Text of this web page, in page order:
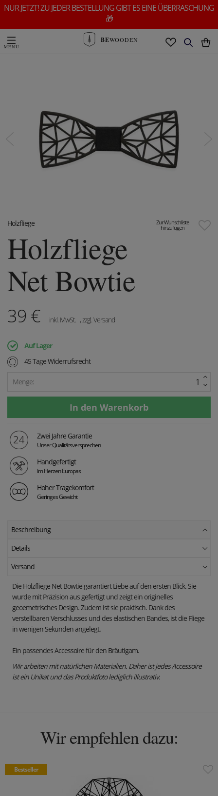
NUR JETZT! ZU JEDER BESTELLUNG GIBT ES EINE ÜBERRASCHUNG
🎁
BEWOODEN
Zur Wunschliste
hinzufügen
Holzfliege
Holzfliege
Net Bowtie
39 € inkl. MwSt. , zzgl. Versand
Auf Lager
45 Tage Widerrufsrecht
Menge:
Zwei Jahre Garantie
Unser Qualitätsversprechen
Handgefertigt
Im Herzen Europas
Hoher Tragekomfort
Geringes Gewicht
Beschreibung
Details
Versand
Die Holzfliege Net Bowtiegarantiert Liebe auf den ersten Blick. Sie
wurde mit Präzision aus gefertigt und zeigt ein originelles
geoemetrisches Design. Zudem ist sie praktisch. Dank des
verstellbaren Verschlusses und des elastischen Bandes, ist die Fliege
in wenigen Sekunden angelegt.
Ein passendes Accessoire für den Bräutigam.
Wir arbeiten mit natürlichen Materialien. Daher ist jedes Accessoire
ist ein Unikat und das Produktfoto lediglich illustrativ.
Wir empfehlen dazu:
Bestseller